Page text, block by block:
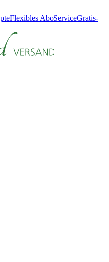
Flexibles AboServiceGratis-